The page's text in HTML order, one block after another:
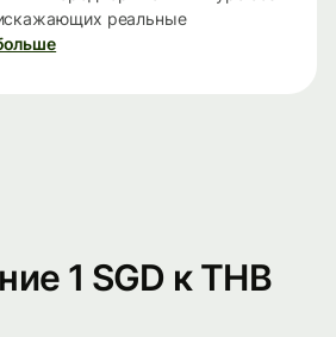
реальные
1 SGD к THB